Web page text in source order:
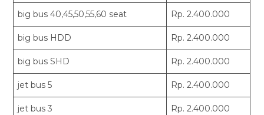
big bus 40,45,50,55,60 seat Rp. 2.400.000
big bus HDD Rp. 2.400.000
big bus SHD Rp. 2.400.000
jet bus 5 Rp. 2.400.000
jet bus 3 Rp. 2.400.000